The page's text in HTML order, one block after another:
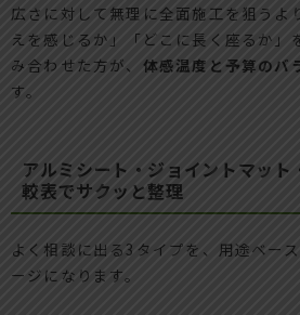
広さに対して無理に全面施工を狙うよ
えを感じるか」「どこに長く座るか」
み合わせた方が、 体感温度と予算のバ
す。
アルミシート・ジョイントマッ
較表でサクッと整理
よく相談に出る3タイプを、用途ベー
ージになります。